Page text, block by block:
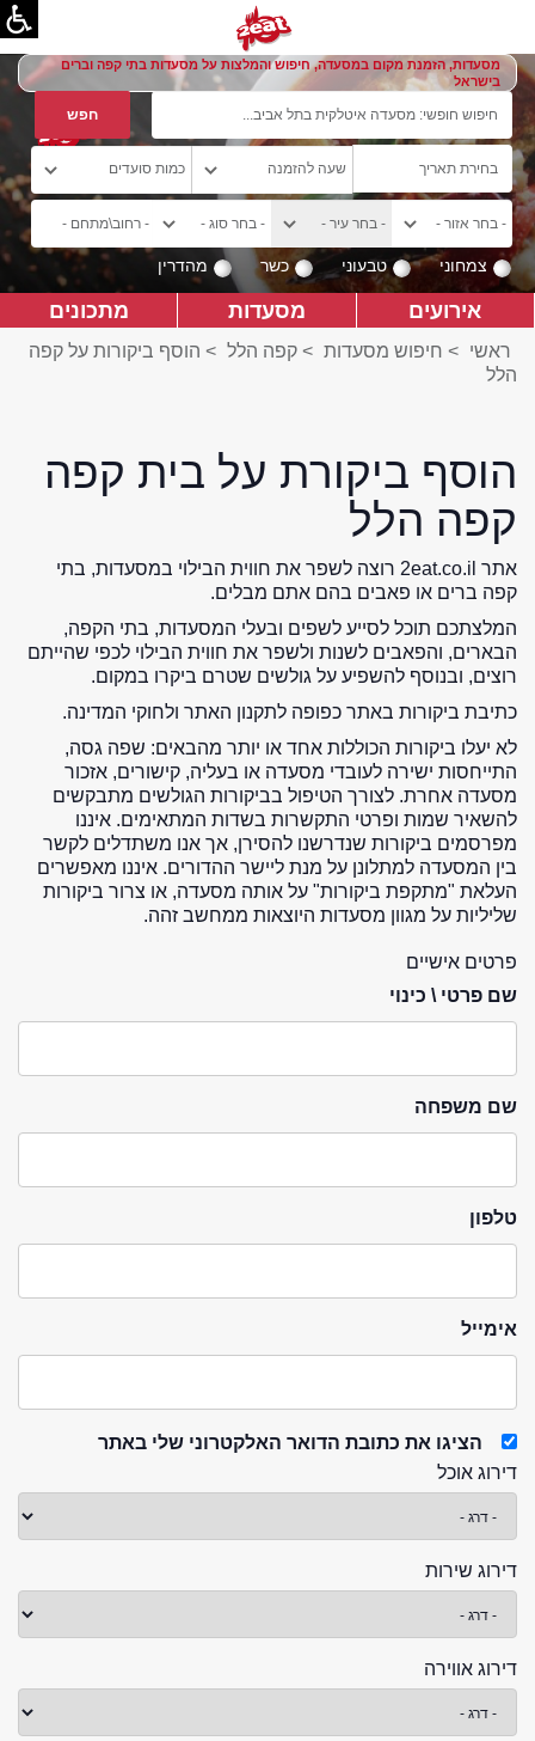
מסעדות, הזמנת מקום במסעדה, חיפוש והמלצות על מסעדות בתי קפה וברים
בישראל
צמחוני טבעוני כשר מהדרין
אירועים מסעדות מתכונים
ראשי > חיפוש מסעדות > קפה הלל > הוסף ביקורות על קפה
הלל
הוסף ביקורת על בית קפה
קפה הלל
אתר 2eat.co.il רוצה לשפר את חווית הבילוי במסעדות, בתי
קפה ברים או פאבים בהם אתם מבלים.
המלצתכם תוכל לסייע לשפים ובעלי המסעדות, בתי הקפה,
הבארים, והפאבים לשנות ולשפר את חווית הבילוי לכפי שהייתם
רוצים, ובנוסף להשפיע על גולשים שטרם ביקרו במקום.
כתיבת ביקורות באתר כפופה לתקנון האתר ולחוקי המדינה.
לא יעלו ביקורות הכוללות אחד או יותר מהבאים: שפה גסה,
התייחסות ישירה לעובדי מסעדה או בעליה, קישורים, אזכור
מסעדה אחרת. לצורך הטיפול בביקורות הגולשים מתבקשים
להשאיר שמות ופרטי התקשרות בשדות המתאימים. איננו
מפרסמים ביקורות שנדרשנו להסירן, אך אנו משתדלים לקשר
בין המסעדה למתלונן על מנת ליישר ההדורים. איננו מאפשרים
העלאת "מתקפת ביקורות" על אותה מסעדה, או צרור ביקורות
שליליות על מגוון מסעדות היוצאות ממחשב זהה.
פרטים אישיים
שם פרטי \ כינוי
שם משפחה
טלפון
אימייל
הציגו את כתובת הדואר האלקטרוני שלי באתר
דירוג אוכל
דירוג שירות
דירוג אווירה